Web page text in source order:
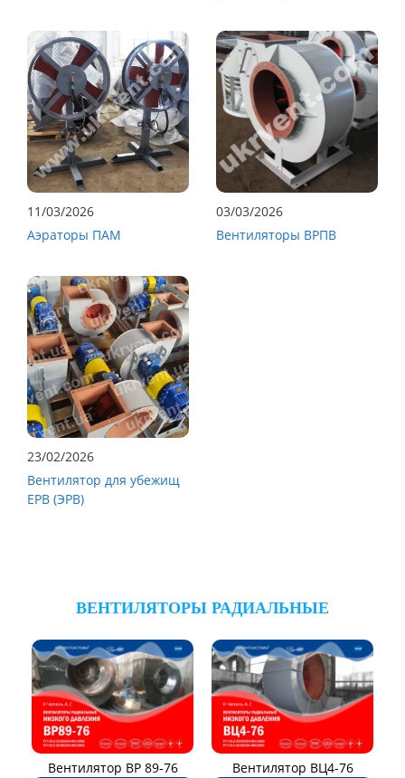
11/03/2026
Аэраторы ПАМ
03/03/2026
Вентиляторы ВРПВ
23/02/2026
Вентилятор для убежищ
ЕРВ (ЭРВ)
ВЕНТИЛЯТОРЫ РАДИАЛЬНЫЕ
Вентилятор ВР 89-76 Вентилятор ВЦ4-76